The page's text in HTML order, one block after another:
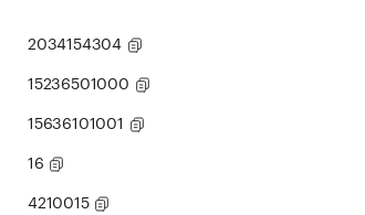
2034154304
15236501000
15636101001
16
4210015